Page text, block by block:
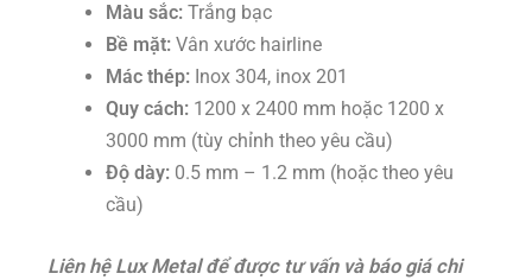
Màu sắc: Trắng bạc
Bề mặt:Vân xước hairline
Mác thép: Inox 304, inox 201
Quy cách: 1200 x 2400 mm hoặc 1200 x
3000 mm (tùy chỉnh theo yêu cầu)
Độ dày: 0.5 mm – 1.2 mm (hoặc theo yêu
cầu)
Liên hệ Lux Metal để được tư vấn và báo giá chi